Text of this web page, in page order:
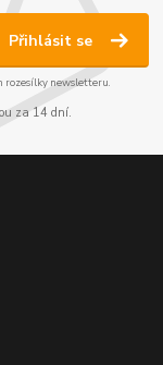
Přihlásit se
rozesílky newsletteru.
za 14 dní.